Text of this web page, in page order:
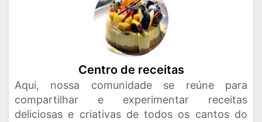
Centro de receitas
Aqui, nossa comunidade se reúne para
compartilhar e experimentar receitas
deliciosas e criativas de todos os cantos do